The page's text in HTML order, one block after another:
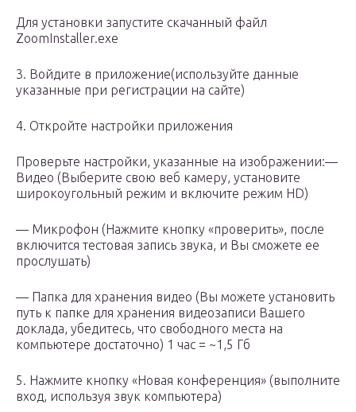
Для установки запустите скачанный файл
ZoomInstaller.exe
3. Войдите в приложение(используйте данные
указанные при регистрации на сайте)
4. Откройте настройки приложения
Проверьте настройки, указанные на изображении:—
Видео (Выберите свою веб камеру, установите
широкоугольный режим и включите режим HD)
— Микрофон (Нажмите кнопку «проверить», после
включится тестовая запись звука, и Вы сможете ее
прослушать)
— Папка для хранения видео (Вы можете установить
путь к папке для хранения видеозаписи Вашего
доклада, убедитесь, что свободного места на
компьютере достаточно) 1 час = ~1,5 Гб
5. Нажмите кнопку «Новая конференция» (выполните
вход, используя звук компьютера)